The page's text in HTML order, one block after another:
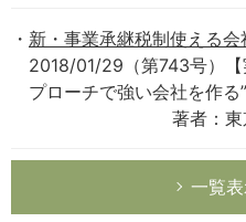
新・事業承継税制使える会
2018/01/29（第743号）
プローチで強い会社を作る
著者：
一覧